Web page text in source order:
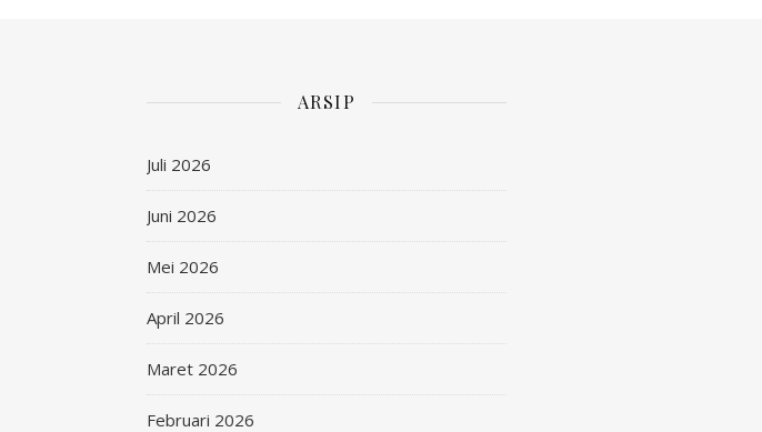
ARSIP
Juli 2026
Juni 2026
Mei 2026
April 2026
Maret 2026
Februari 2026